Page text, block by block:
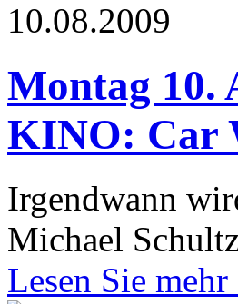
10.08.2009
Montag 10.
KINO: Car
Irgendwann
Michael
Lesen Sie mehr